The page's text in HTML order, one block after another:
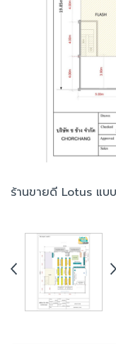
ร้านขายดี Lotus แบ